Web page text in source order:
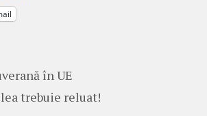
în UE
trebuie reluat!